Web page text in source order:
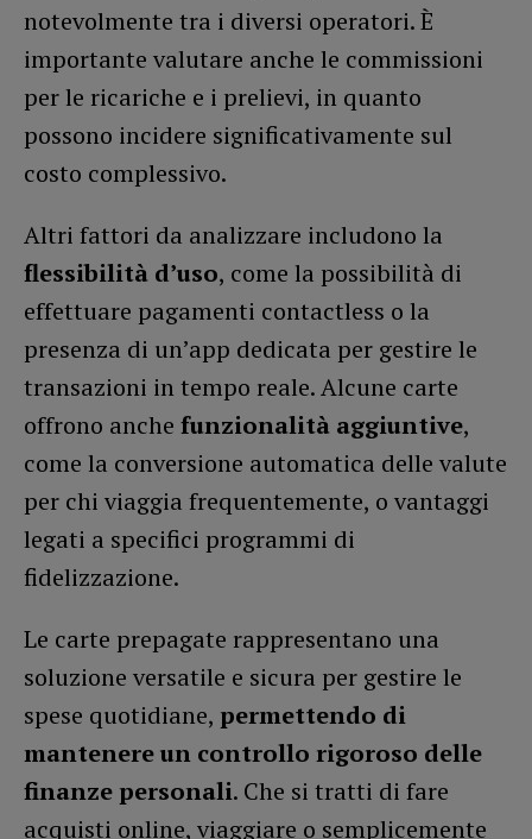
notevolmente tra i diversi operatori. È
importante valutare anche le commissioni
per le ricariche e i prelievi, in quanto
possono incidere significativamente sul
costo complessivo.
Altri fattori da analizzare includono la
flessibilità d’uso, come la possibilità di
effettuare pagamenti contactless o la
presenza di un’app dedicata per gestire le
transazioni in tempo reale. Alcune carte
offrono anche funzionalità aggiuntive,
come la conversione automatica delle valute
per chi viaggia frequentemente, o vantaggi
legati a specifici programmi di
fidelizzazione.
Le carte prepagate rappresentano una
soluzione versatile e sicura per gestire le
spese quotidiane, permettendo di
mantenere un controllo rigoroso delle
finanze personali. Che si tratti di fare
acquisti online, viaggiare o semplicemente